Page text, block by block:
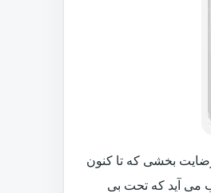
رضایت بخشی که تا کنون
می آید که تحت بی